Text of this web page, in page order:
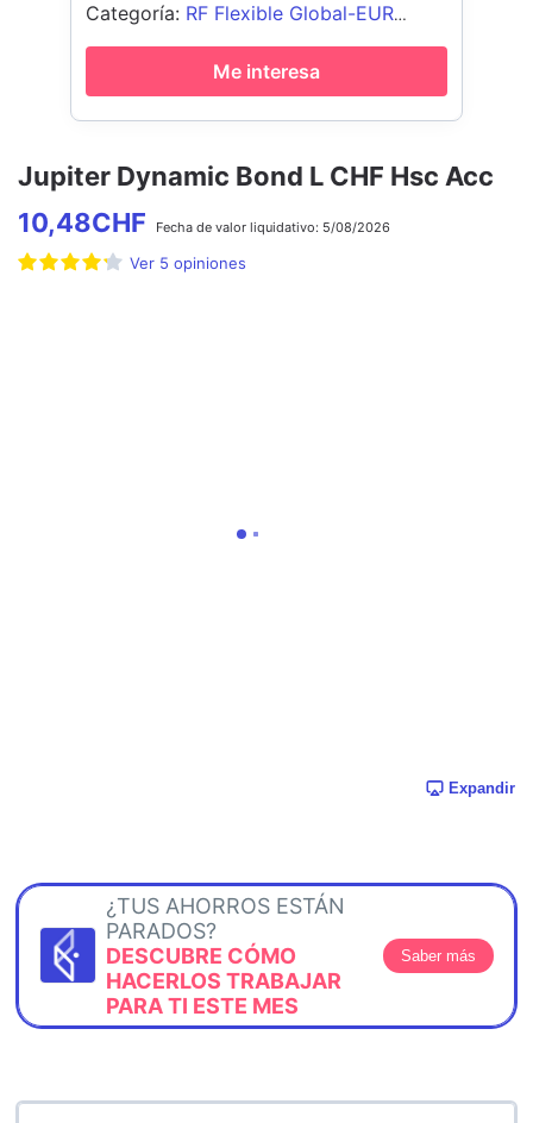
Jupiter Dynamic Bond L CHF Hsc Acc
10,48CHF Fecha de valor liquidativo: 5/08/2026
Ver 5 opiniones
Expandir
¿TUS AHORROS ESTÁN
PARADOS?
DESCUBRE CÓMO
HACERLOS TRABAJAR
PARA TI ESTE MES
Saber más
International S.A.
Categoría: RF Flexible Global-EUR
Cubierto
Me interesa